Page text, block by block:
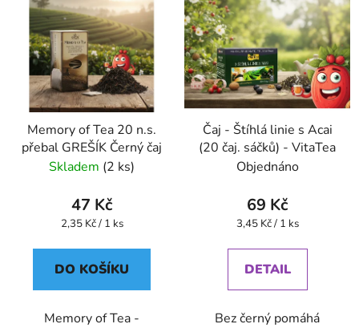
Memory of Tea 20 n.s.
přebal GREŠÍK Černý čaj
Skladem (2 ks)
47 Kč
Měrná
2,35 Kč / 1 ks
DO KOŠÍKU
Memory of Tea -
Čaj - Štíhlá linie s Acai
(20 čaj. sáčků) - VitaTea
Objednáno
69 Kč
Měrná
3,45 Kč / 1 ks
DETAIL
Bez černý pomáhá